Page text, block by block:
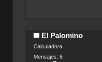
El Palomino
Calculadora
Mensajes: 6